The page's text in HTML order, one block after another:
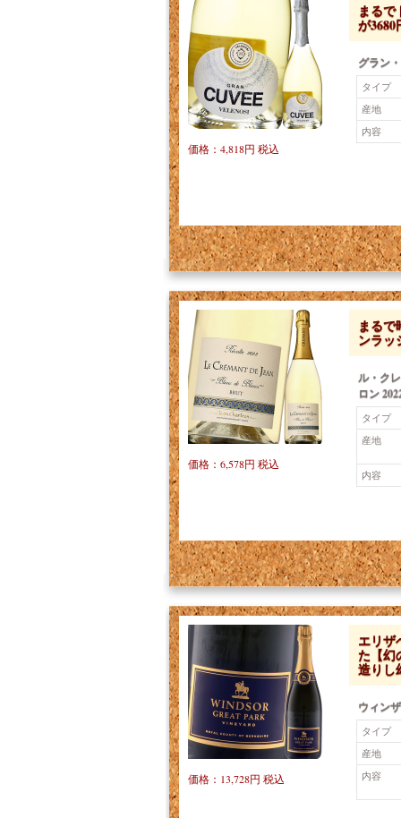
まる
が
グラン
タイプ
産地
内容
価格：4,818円 税込
まる
ンラッ
ル・ク
ロン
タイプ
産地
内容
価格：6,578円 税込
エリザ
た【幻
造り
ウィン
タイプ
産地
内容
価格：13,728円 税込